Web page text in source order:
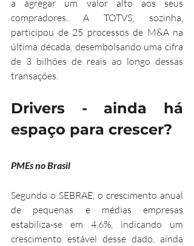
a agregar um valor alto aos seus
compradores. A TOTVS, sozinha,
participou de 25 processos de M&A na
última década, desembolsando uma cifra
de 3 bilhões de reais ao longo dessas
transações.
Drivers - ainda há
espaço para crescer?
PMEs no Brasil
Segundo o SEBRAE, o crescimento anual
de pequenas e médias empresas
estabiliza-se em 4.6%, indicando um
crescimento estável desse dado, ainda